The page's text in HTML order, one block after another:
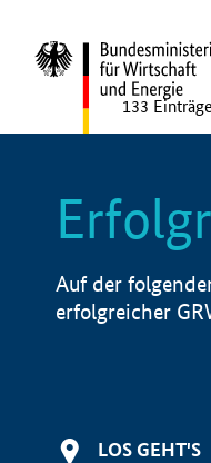
133 Einträge
Auf der
erfolgreicher
LOS GEHT'S